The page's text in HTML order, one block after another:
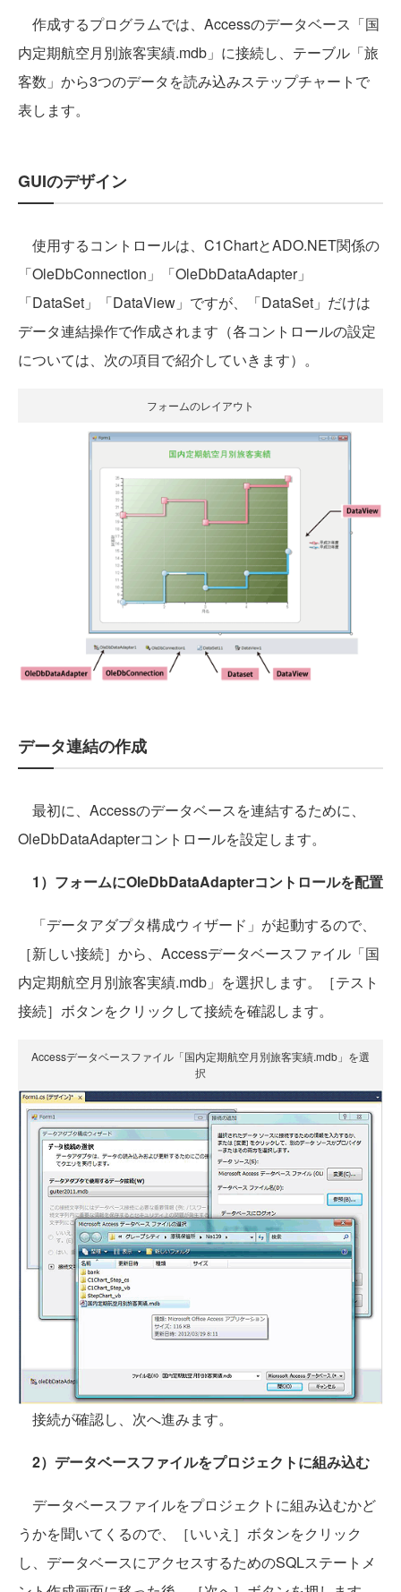
作成するプログラムでは、Accessのデータベース「国
内定期航空月別旅客実績.mdb」に接続し、テーブル「旅
客数」から3つのデータを読み込みステップチャートで
表します。
GUIのデザイン
使用するコントロールは、C1ChartとADO.NET関係の
「OleDbConnection」「OleDbDataAdapter」
「DataSet」「DataView」ですが、「DataSet」だけは
データ連結操作で作成されます（各コントロールの設定
については、次の項目で紹介していきます）。
フォームのレイアウト
データ連結の作成
最初に、Accessのデータベースを連結するために、
OleDbDataAdapterコントロールを設定します。
1）フォームにOleDbDataAdapterコントロールを配置
「データアダプタ構成ウィザード」が起動するので、
［新しい接続］から、Accessデータベースファイル「国
内定期航空月別旅客実績.mdb」を選択します。［テスト
接続］ボタンをクリックして接続を確認します。
Accessデータベースファイル「国内定期航空月別旅客実績.mdb」を選
択
接続が確認し、次へ進みます。
2）データベースファイルをプロジェクトに組み込む
データベースファイルをプロジェクトに組み込むかど
うかを聞いてくるので、［いいえ］ボタンをクリック
し、データベースにアクセスするためのSQLステートメ